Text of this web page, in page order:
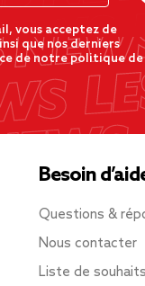
vous acceptez de
que nos derniers
de notre politique de
Besoin
Questions &
Nous contacter
Liste de souhaits